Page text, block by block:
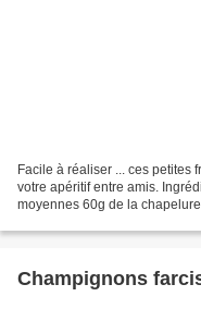
Facile à réaliser ... ces petites
votre apéritif entre amis.
moyennes 60g de la
Champignons